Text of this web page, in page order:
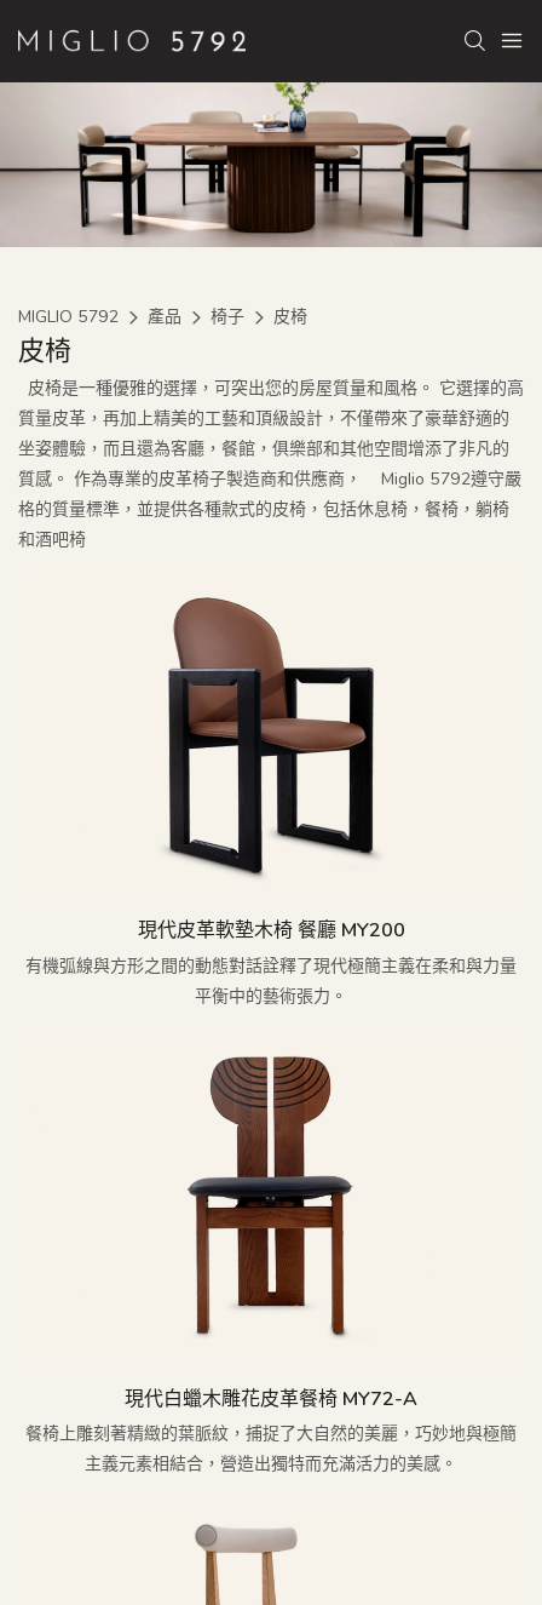
MIGLIO 5792 產品 椅子 皮椅
皮椅
皮椅是一種優雅的選擇，可突出您的房屋質量和風格。 它選擇的高
質量皮革，再加上精美的工藝和頂級設計，不僅帶來了豪華舒適的
坐姿體驗，而且還為客廳，餐館，俱樂部和其他空間增添了非凡的
質感。 作為專業的皮革椅子製造商和供應商， Miglio 5792遵守嚴
格的質量標準，並提供各種款式的皮椅，包括休息椅，餐椅，躺椅
和酒吧椅
現代皮革軟墊木椅 餐廳 MY200
有機弧線與方形之間的動態對話詮釋了現代極簡主義在柔和與力量
平衡中的藝術張力。
現代白蠟木雕花皮革餐椅 MY72-A
餐椅上雕刻著精緻的葉脈紋，捕捉了大自然的美麗，巧妙地與極簡
主義元素相結合，營造出獨特而充滿活力的美感。